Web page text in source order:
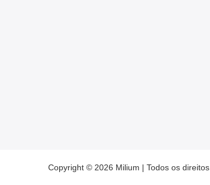
Copyright © 2026 Milium | Todos os